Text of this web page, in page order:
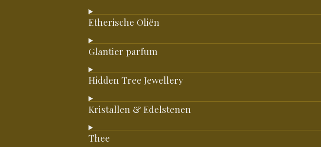
Etherische Oliën
Glantier parfum
Hidden Tree Jewellery
Kristallen & Edelstenen
Thee